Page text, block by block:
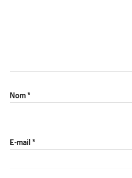
Nom*
E-mail *